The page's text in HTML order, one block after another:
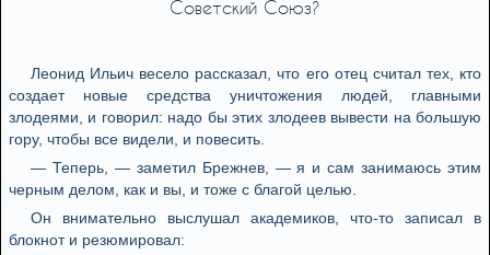
Советский Союз?
Леонид Ильич весело рассказал, что его отец считал тех, кто
создает новые средства уничтожения людей, главными
злодеями, и говорил: надо бы этих злодеев вывести на большую
гору, чтобы все видели, и повесить.
— Теперь, — заметил Брежнев, — я и сам занимаюсь этим
черным делом, как и вы, и тоже с благой целью.
Он внимательно выслушал академиков, что-то записал в
блокнот и резюмировал: